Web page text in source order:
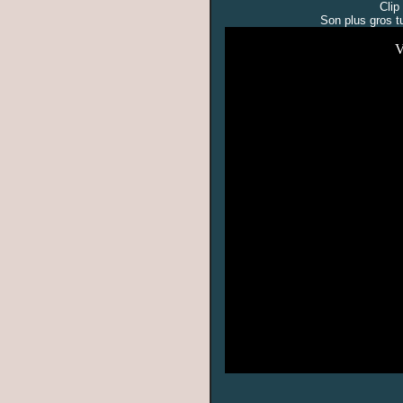
Clip
Son plus gros